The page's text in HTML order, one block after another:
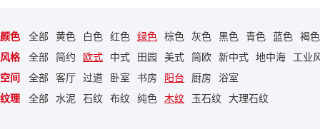
颜色 全部 黄色 白色 红色 绿色 棕色 灰色 黑色 青色 蓝色
褐色
风格
全部 简约 欧式 中式 田园 美式 简欧 新中式 地中海
工业
空间
全部 客厅 过道 卧室 书房 阳台 厨房
浴室
纹理
全部 水泥 石纹 布纹 纯色 木纹 玉石纹 大理石纹